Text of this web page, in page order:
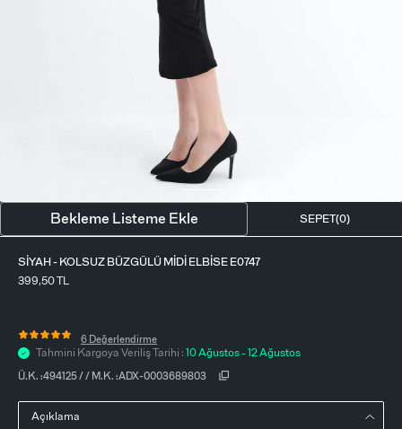
Açıklama
Ü.K. :494125/ / M.K. :ADX-0003689803
SIYAH - KOLSUZ BÜZGÜLÜ MIDI ELBISE E0747
399,50TL
6 Değerlendirme
Tahmini Kargoya Veriliş Tarihi : 10 Ağustos - 12 Ağustos
SEPET(0)
Bekleme Listeme Ekle